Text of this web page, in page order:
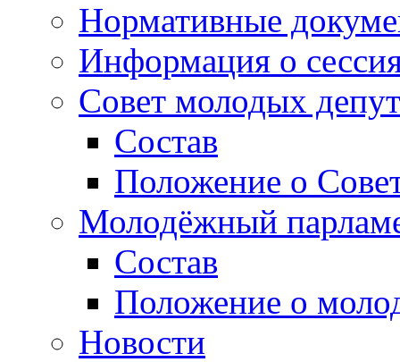
Нормативные
Информация о
Совет молодых
Состав
Положение о
Молодёжный
Состав
Положение о
Новости